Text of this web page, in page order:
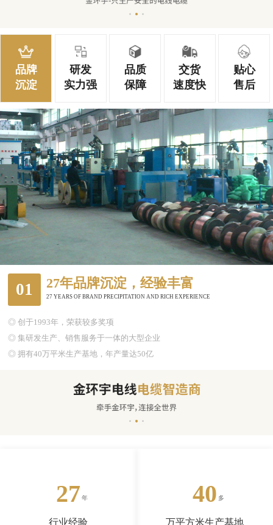
品牌
沉淀
研发
实力强
品质
保障
交货
速度快
贴心
售后
01 27年品牌沉淀，经验丰富
27 YEARS OF BRAND PRECIPITATION AND RICH EXPERIENCE
◎ 创于1993年，荣获较多奖项
◎ 集研发生产、销售服务于一体的大型企业
◎ 拥有40万平米生产基地，年产量达50亿
27
行业经验
40
万平方米生产基地